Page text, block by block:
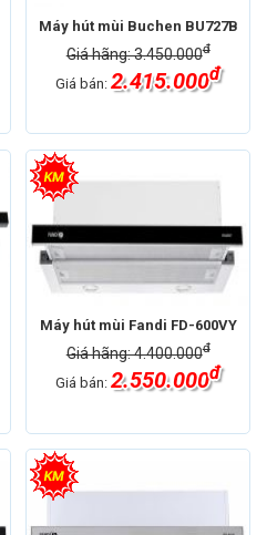
Máy hút mùi Buchen BU727B
Giá hãng: 3.450.000đ
Giá bán:2.415.000đ
Máy hút mùi Fandi FD-600VY
Giá hãng: 4.400.000đ
Giá bán:2.550.000đ